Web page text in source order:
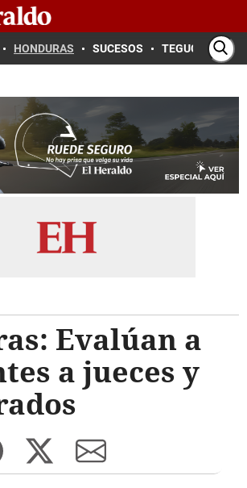
HONDURAS SUCESOS TEGUCIGALPA
Evalúan a
a jueces y